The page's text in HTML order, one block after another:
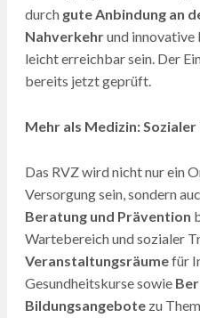
durch gute Anbindung an
Nahverkehrund
leicht erreichbar sein. Der
bereits jetzt geprüft.
Mehr als Medizin:
Das RVZ wird nicht nur ein
Versorgung sein, sondern
Beratung und Prävention
Wartebereich und sozialer
Veranstaltungsräumefür
Gesundheitskurse sowie
Bildungsangebotezu